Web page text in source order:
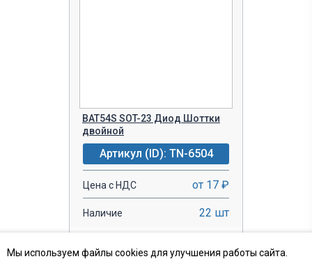
BAT54S SOT-23 Диод Шоттки
двойной
Артикул (ID): TN-6504
Цена с НДС от 17 ₽
Наличие 22 шт
+
Мы используем файлы cookies для улучшения работы сайта.